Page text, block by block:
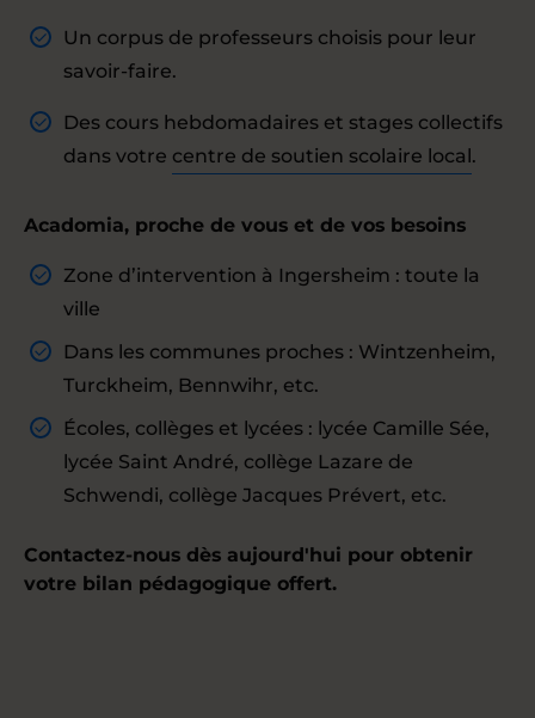
Un corpus de professeurs choisis pour leur
savoir-faire.
Des cours hebdomadaires et stages collectifs
dans votre centre de soutien scolaire local.
Acadomia, proche de vous et de vos besoins
Zone d’intervention à Ingersheim : toute la
ville
Dans les communes proches : Wintzenheim,
Turckheim, Bennwihr, etc.
Écoles, collèges et lycées : lycée Camille Sée,
lycée Saint André, collège Lazare de
Schwendi, collège Jacques Prévert, etc.
Contactez-nous dès aujourd'hui pour obtenir
votre bilan pédagogique offert.